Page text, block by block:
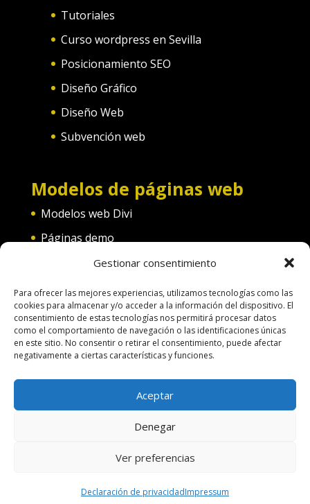
Gestionar consentimiento
Para ofrecer las mejores experiencias, utilizamos tecnologías como las
cookies para almacenar y/o acceder a la información del dispositivo. El
consentimiento de estas tecnologías nos permitirá procesar datos
como el comportamiento de navegación o las identificaciones únicas
en este sitio. No consentir o retirar el consentimiento, puede afectar
negativamente a ciertas características y funciones.
Aceptar
Denegar
Ver preferencias
Declaración de privacidadImpressum
Tutoriales
Curso wordpress en Sevilla
Posicionamiento SEO
Diseño Gráfico
Diseño Web
Subvención web
Modelos de páginas web
Modelos web Divi
Páginas demo
Web convento
Web diferentes categorías
Terminos de uso
Política de Cookies
Política de Privacidad
Hacer una pagina web
porNosunelanube